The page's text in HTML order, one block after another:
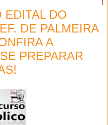
EDITAL DO
DE PALMEIRA
A
PREPARAR